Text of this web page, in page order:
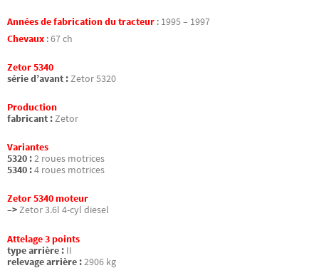
Années de fabrication du tracteur : 1995 – 1997
Chevaux :67 ch
Zetor 5340
série d’avant :Zetor 5320
Production
fabricant :Zetor
Variantes
5320 :2 roues motrices
5340 :4 roues motrices
Zetor 5340 moteur
–>Zetor 3.6l 4-cyl diesel
Attelage 3 points
type arrière : II
relevage arrière :2906 kg